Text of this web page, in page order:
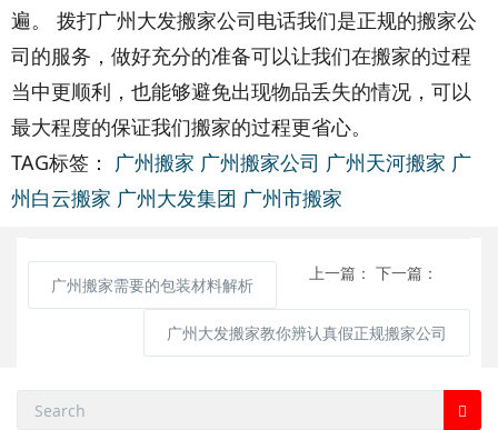
遍。 拨打广州大发搬家公司电话我们是正规的搬家公
司的服务，做好充分的准备可以让我们在搬家的过程
当中更顺利，也能够避免出现物品丢失的情况，可以
最大程度的保证我们搬家的过程更省心。
TAG标签： 广州搬家 广州搬家公司 广州天河搬家 广
州白云搬家 广州大发集团 广州市搬家
上一篇：
广州搬家需要的包装材料解析
下一篇：
广州大发搬家教你辨认真假正规搬家公司